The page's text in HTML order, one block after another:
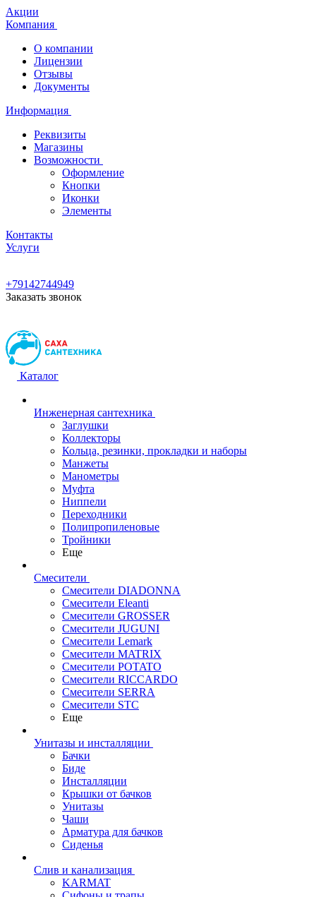
Акции
Компания
О компании
Лицензии
Отзывы
Документы
Информация
Реквизиты
Магазины
Возможности
Оформление
Кнопки
Иконки
Элементы
Контакты
Услуги
+79142744949
Заказать звонок
Каталог
Инженерная сантехника
Заглушки
Коллекторы
Кольца, резинки, прокладки и наборы
Манжеты
Манометры
Муфта
Ниппели
Переходники
Полипропиленовые
Тройники
Еще
Смесители
Смесители DIADONNA
Смесители Eleanti
Смесители GROSSER
Смесители JUGUNI
Смесители Lemark
Смесители MATRIX
Смесители POTATO
Смесители RICCARDO
Смесители SERRA
Смесители STC
Еще
Унитазы и инсталляции
Бачки
Биде
Инсталляции
Крышки от бачков
Унитазы
Чаши
Арматура для бачков
Сиденья
Слив и канализация
KARMAT